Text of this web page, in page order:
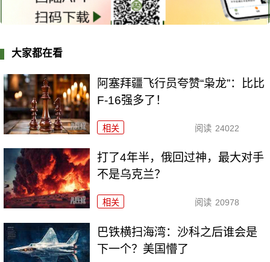
大家都在看
阿塞拜疆飞行员夸赞“枭龙”：比比
F-16强多了！
相关 阅读 24022
打了4年半，俄回过神，最大对手
不是乌克兰？
相关 阅读 20978
巴铁横扫海湾：沙科之后谁会是
下一个？美国懵了